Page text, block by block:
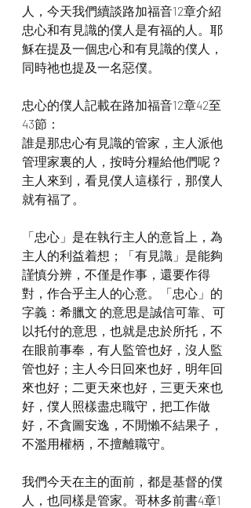
人，今天我們續談路加福音12章介紹
忠心和有見識的僕人是有福的人。耶
穌在提及一個忠心和有見識的僕人，
同時祂也提及一名惡僕。
忠心的僕人記載在路加福音12章42至
43節：
誰是那忠心有見識的管家，主人派他
管理家裏的人，按時分糧給他們呢？
主人來到，看見僕人這樣行，那僕人
就有福了。
「忠心」是在執行主人的意旨上，為
主人的利益着想；「有見識」是能夠
謹慎分辨，不僅是作事，還要作得
對，作合乎主人的心意。「忠心」的
字義：希臘文 的意思是誠信可靠、可
以托付的意思，也就是忠於所托，不
在眼前事奉，有人監管也好，沒人監
管也好；主人今日回來也好，明年回
來也好；二更天來也好，三更天來也
好，僕人照樣盡忠職守，把工作做
好，不貪圖安逸，不閒懶不結果子，
不濫用權柄，不擅離職守。
我們今天在主的面前，都是基督的僕
人，也同樣是管家。哥林多前書4章1